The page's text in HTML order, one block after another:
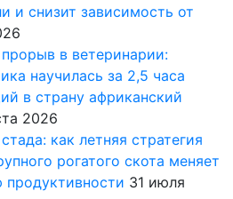
и снизит зависимость от
в ветеринарии:
научилась за 2,5 часа
в страну африканский
2026
как летняя стратегия
рогатого скота меняет
31 июля